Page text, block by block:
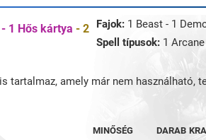
- 1 Hős kártya - 2
Fajok:1 Beast - 1
Spell típusok:1 Arcane
tartalmaz, amely már nem használható,
MINŐSÉG DARAB